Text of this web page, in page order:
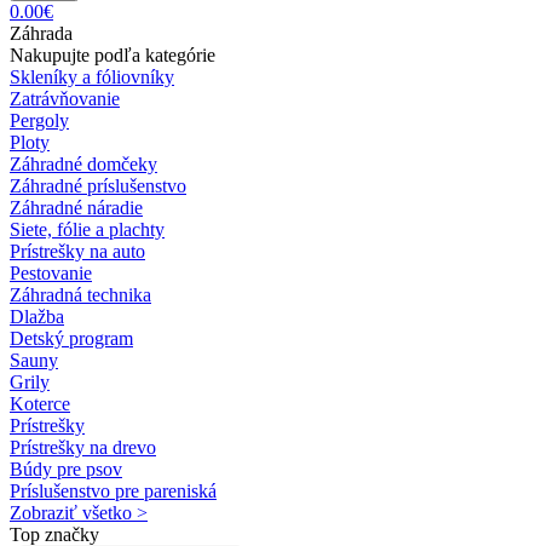
0.00€
Záhrada
Nakupujte podľa kategórie
Skleníky a fóliovníky
Zatrávňovanie
Pergoly
Ploty
Záhradné domčeky
Záhradné príslušenstvo
Záhradné náradie
Siete, fólie a plachty
Prístrešky na auto
Pestovanie
Záhradná technika
Dlažba
Detský program
Sauny
Grily
Koterce
Prístrešky
Prístrešky na drevo
Búdy pre psov
Príslušenstvo pre pareniská
Zobraziť všetko >
Top značky